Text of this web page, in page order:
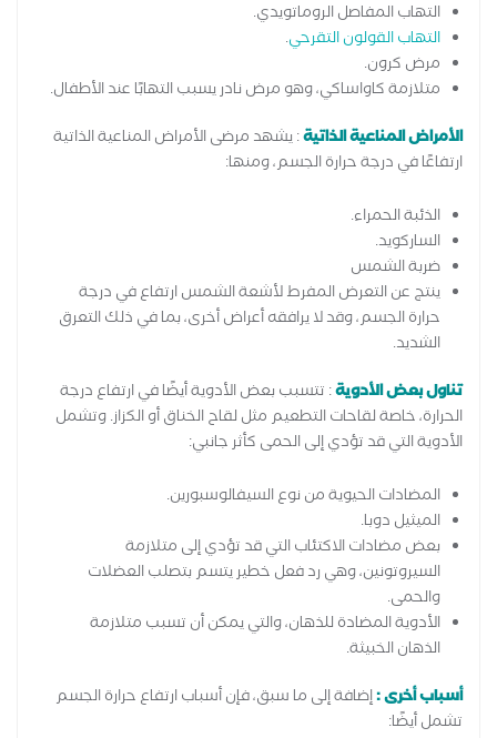
التهاب المفاصل الروماتويدي.
التهاب القولون التقرحي.
مرض كرون.
متلازمة كاواساكي، وهو مرض نادر يسبب التهابًا عند الأطفال.
الأمراض المناعية الذاتية: يشهد مرضى الأمراض المناعية الذاتية
ارتفاعًا في درجة حرارة الجسم، ومنها:
الذئبة الحمراء.
الساركويد.
ضربة الشمس
ينتج عن التعرض المفرط لأشعة الشمس ارتفاع في درجة
حرارة الجسم، وقد لا يرافقه أعراض أخرى، بما في ذلك التعرق
الشديد.
تناول بعض الأدوية: تتسبب بعض الأدوية أيضًا في ارتفاع درجة
الحرارة، خاصة لقاحات التطعيم مثل لقاح الخناق أو الكزاز. وتشمل
الأدوية التي قد تؤدي إلى الحمى كأثر جانبي:
المضادات الحيوية من نوع السيفالوسبورين.
الميثيل دوبا.
بعض مضادات الاكتئاب التي قد تؤدي إلى متلازمة
السيروتونين، وهي رد فعل خطير يتسم بتصلب العضلات
والحمى.
الأدوية المضادة للذهان، والتي يمكن أن تسبب متلازمة
الذهان الخبيثة.
أسباب أخرى :إضافة إلى ما سبق، فإن أسباب ارتفاع حرارة الجسم
تشمل أيضًا: